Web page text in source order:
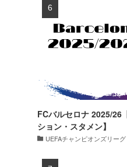
88試合・8得点
17試合・0得点
5試合・0得点
FCバルセロナ 2025/26
ション・スタメン】
UEFAチャンピオンズリーグ